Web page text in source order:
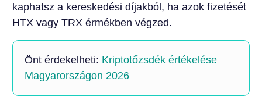
kaphatsz a kereskedési díjakból, ha azok fizetését
HTX vagy TRX érmékben végzed.
Önt érdekelheti: Kriptotőzsdék értékelése
Magyarországon 2026